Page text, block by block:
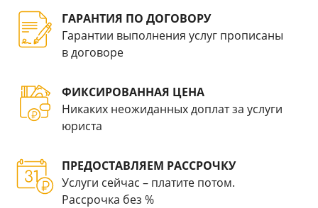
ГАРАНТИЯ ПО ДОГОВОРУ
Гарантии выполнения услуг прописаны
в договоре
ФИКСИРОВАННАЯ ЦЕНА
Никаких неожиданных доплат за услуги
юриста
ПРЕДОСТАВЛЯЕМ РАССРОЧКУ
Услуги сейчас – платите потом.
Рассрочка без %